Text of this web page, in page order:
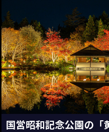
国営昭和記念公園の「